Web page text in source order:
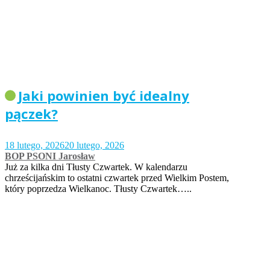
Jaki powinien być idealny
pączek?
18 lutego, 202620 lutego, 2026
BOP PSONI Jarosław
Już za kilka dni Tłusty Czwartek. W kalendarzu
chrześcijańskim to ostatni czwartek przed Wielkim Postem,
który poprzedza Wielkanoc. Tłusty Czwartek…..